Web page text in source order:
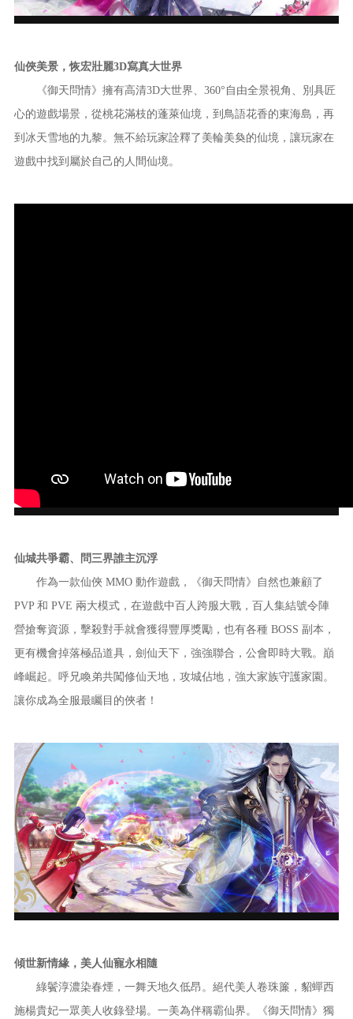
仙俠美景，恢宏壯麗3D寫真大世界
《御天問情》擁有高清3D大世界、360°自由全景視角、別具匠
心的遊戲場景，從桃花滿枝的蓬萊仙境，到鳥語花香的東海島，再
到冰天雪地的九黎。無不給玩家詮釋了美輪美奐的仙境，讓玩家在
遊戲中找到屬於自己的人間仙境。
仙城共爭霸、問三界誰主沉浮
作為一款仙俠 MMO 動作遊戲，《御天問情》自然也兼顧了
PVP 和 PVE 兩大模式，在遊戲中百人跨服大戰，百人集結號令陣
營搶奪資源，擊殺對手就會獲得豐厚獎勵，也有各種 BOSS 副本，
更有機會掉落極品道具，劍仙天下，強強聯合，公會即時大戰。巔
峰崛起。呼兄喚弟共闖修仙天地，攻城佔地，強大家族守護家園。
讓你成為全服最矚目的俠者！
傾世新情緣，美人仙寵永相隨
綠鬢淳濃染春煙，一舞天地久低昂。絕代美人卷珠簾，貂蟬西
施楊貴妃一眾美人收錄登場。一美為伴稱霸仙界。《御天問情》獨